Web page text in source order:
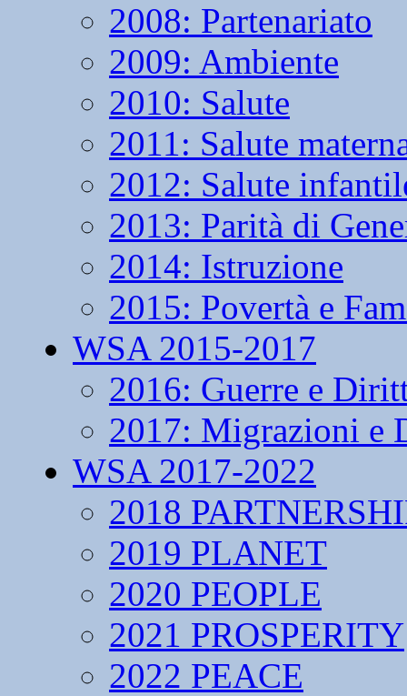
2008: Partenariato
2009: Ambiente
2010: Salute
2011: Salute
2012: Salute
2013: Parità di
2014: Istruzione
2015: Povertà e
WSA 2015-2017
2016: Guerre e
2017: Migrazioni e
WSA 2017-2022
2018
2019 PLANET
2020 PEOPLE
2021 PROSPERITY
2022 PEACE